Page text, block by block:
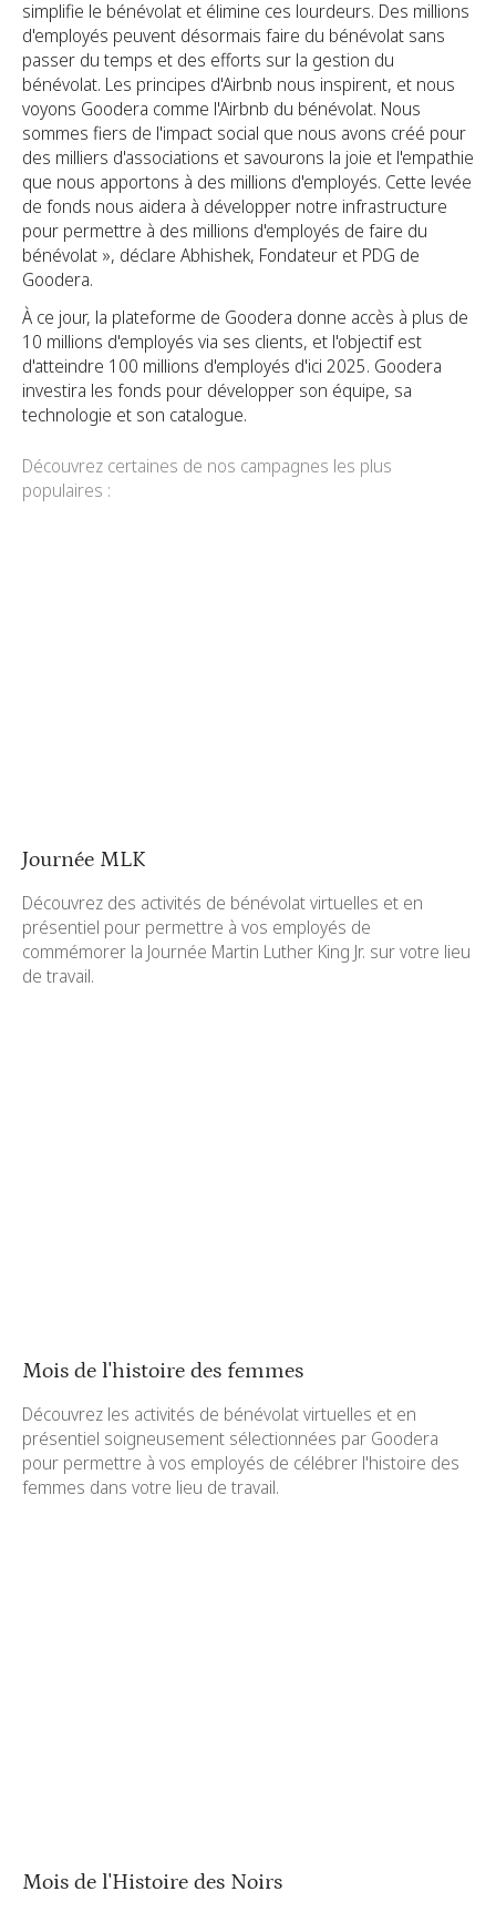
simplifie le bénévolat et élimine ces lourdeurs. Des millions
d'employés peuvent désormais faire du bénévolat sans
passer du temps et des efforts sur la gestion du
bénévolat. Les principes d'Airbnb nous inspirent, et nous
voyons Goodera comme l'Airbnb du bénévolat. Nous
sommes fiers de l'impact social que nous avons créé pour
des milliers d'associations et savourons la joie et l'empathie
que nous apportons à des millions d'employés. Cette levée
de fonds nous aidera à développer notre infrastructure
pour permettre à des millions d'employés de faire du
bénévolat », déclare Abhishek, Fondateur et PDG de
Goodera.
À ce jour, la plateforme de Goodera donne accès à plus de
10 millions d'employés via ses clients, et l'objectif est
d'atteindre 100 millions d'employés d'ici 2025. Goodera
investira les fonds pour développer son équipe, sa
technologie et son catalogue.
Découvrez certaines de nos campagnes les plus
populaires :
Journée MLK
Découvrez des activités de bénévolat virtuelles et en
présentiel pour permettre à vos employés de
commémorer la Journée Martin Luther King Jr. sur votre lieu
de travail.
Mois de l'histoire des femmes
Découvrez les activités de bénévolat virtuelles et en
présentiel soigneusement sélectionnées par Goodera
pour permettre à vos employés de célébrer l'histoire des
femmes dans votre lieu de travail.
Mois de l'Histoire des Noirs